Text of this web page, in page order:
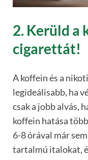
2. Kerüld a
cigarettát!
A koffein és a
legideálisabb, ha
csak a jobb alvás,
koffein hatása
6-8 órával már
tartalmú italokat,